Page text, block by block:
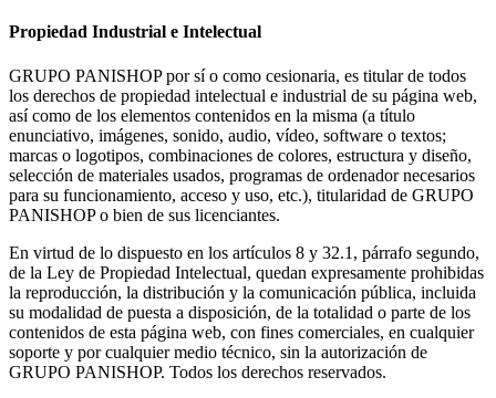
Propiedad Industrial e Intelectual
GRUPO PANISHOP por sí o como cesionaria, es titular de todos
los derechos de propiedad intelectual e industrial de su página web,
así como de los elementos contenidos en la misma (a título
enunciativo, imágenes, sonido, audio, vídeo, software o textos;
marcas o logotipos, combinaciones de colores, estructura y diseño,
selección de materiales usados, programas de ordenador necesarios
para su funcionamiento, acceso y uso, etc.), titularidad de GRUPO
PANISHOP o bien de sus licenciantes.
En virtud de lo dispuesto en los artículos 8 y 32.1, párrafo segundo,
de la Ley de Propiedad Intelectual, quedan expresamente prohibidas
la reproducción, la distribución y la comunicación pública, incluida
su modalidad de puesta a disposición, de la totalidad o parte de los
contenidos de esta página web, con fines comerciales, en cualquier
soporte y por cualquier medio técnico, sin la autorización de
GRUPO PANISHOP. Todos los derechos reservados.